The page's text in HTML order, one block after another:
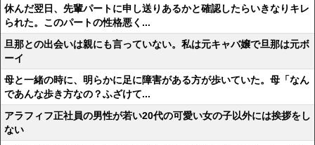
休んだ翌日、先輩パートに申し送りあるかと確認したらいきなりキレ
られた。このパートの性格悪く...
旦那との出会いは親にも言っていない。私は元キャバ嬢で旦那は元ボ
ーイ
母と一緒の時に、明らかに足に障害がある方が歩いていた。母「なん
であんな歩き方なの？ふざけて...
アラフィフ正社員の男性が若い20代の可愛い女の子以外には挨拶をし
ない